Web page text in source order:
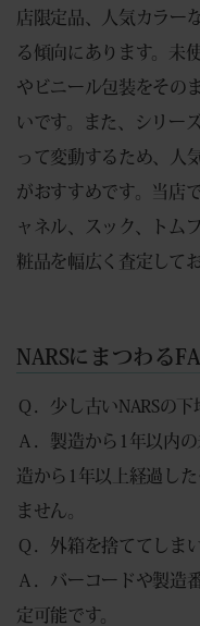
店限定品、人気カラー
る傾向にあります。未
やビニール包装をその
いです。また、シリー
って変動するため、人
がおすすめです。当店
ャネル、スック、トム
粧品を幅広く査定して
NARSにまつわる
Ｑ．少し古いNARSの
Ａ．製造から1年以内
造から1年以上経過し
ません。
Ｑ．外箱を捨ててしま
Ａ．バーコードや製造
定可能です。